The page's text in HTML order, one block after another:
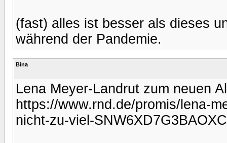
(fast) alles ist besser als dieses
während der Pandemie.
Bina
Lena Meyer-Landrut zum neuen
https://www.rnd.de/promis/lena-
nicht-zu-viel-